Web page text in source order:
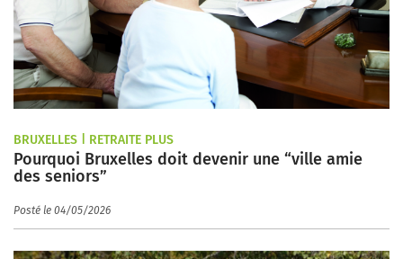
BRUXELLES | RETRAITE PLUS
Pourquoi Bruxelles doit devenir une “ville amie
des seniors”
Posté le 04/05/2026